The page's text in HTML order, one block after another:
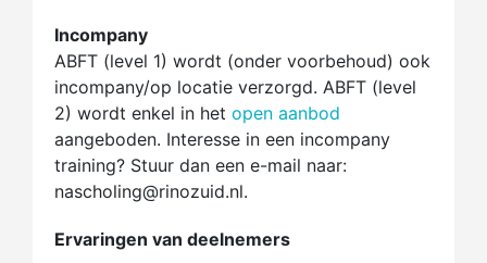
Incompany
ABFT (level 1) wordt (onder voorbehoud) ook
incompany/op locatie verzorgd. ABFT (level
2) wordt enkel in het open aanbod
aangeboden. Interesse in een incompany
training? Stuur dan een e-mail naar:
nascholing@rinozuid.nl.
Ervaringen van deelnemers